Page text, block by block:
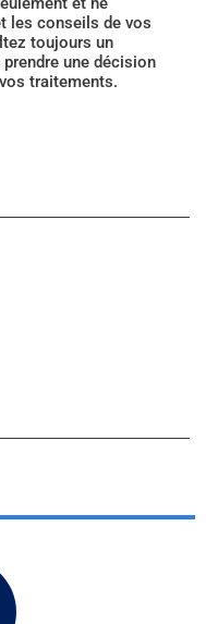
les conseils de vos
toujours un
une décision
traitements.